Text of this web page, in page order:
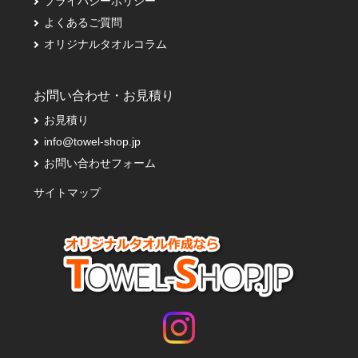
よくあるご質問
オリジナルタオルコラム
お問い合わせ・お見積り
お見積り
info@towel-shop.jp
お問い合わせフォーム
サイトマップ